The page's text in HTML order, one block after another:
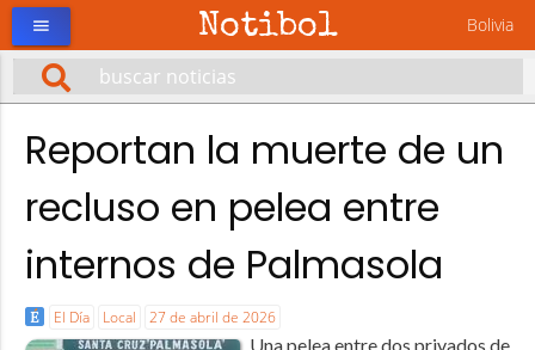
Notibol Bolivia
menu
Reportan la muerte de un
recluso en pelea entre
internos de Palmasola
El Día Local 27 de abril de 2026
Una pelea entre dos privados de